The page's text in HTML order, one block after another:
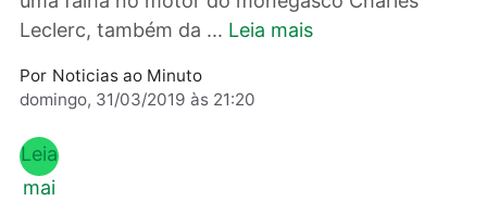
erro cometido pelo alemão Sebastian Vettel e
Leclerc, também da ...
Por
domingo, 31/03/2019 às 21:20